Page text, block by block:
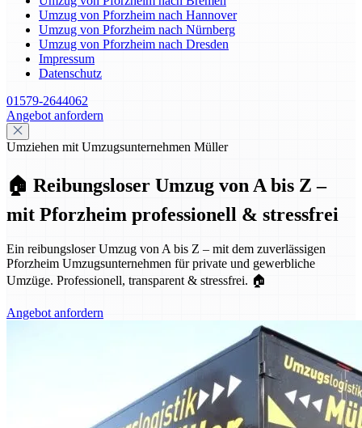
Umzug von Pforzheim nach Hannover
Umzug von Pforzheim nach Nürnberg
Umzug von Pforzheim nach Dresden
Impressum
Datenschutz
01579-2644062
Angebot anfordern
Umziehen mit Umzugsunternehmen Müller
🏠 Reibungsloser Umzug von A bis Z –
mit Pforzheim professionell & stressfrei
Ein reibungsloser Umzug von A bis Z – mit dem zuverlässigen
Pforzheim Umzugsunternehmen für private und gewerbliche
Umzüge. Professionell, transparent & stressfrei. 🏠
Angebot anfordern